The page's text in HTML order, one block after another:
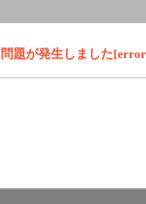
題が発生しました